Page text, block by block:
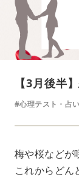
【3月後半
#心理テスト・占い
梅や桜などが
これからどん